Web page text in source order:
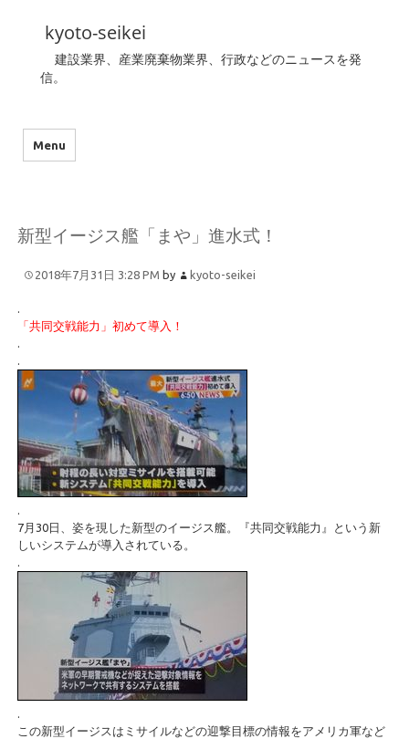
kyoto-seikei
建設業界、産業廃棄物業界、行政などのニュースを発
信。
Menu
新型イージス艦「まや」進水式！
2018年7月31日 3:28 PM by kyoto-seikei
.
「共同交戦能力」初めて導入！
.
.
.
7月30日、姿を現した新型のイージス艦。『共同交戦能力』という新
しいシステムが導入されている。
.
.
この新型イージスはミサイルなどの迎撃目標の情報をアメリカ軍など